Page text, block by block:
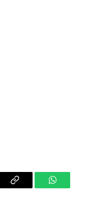
Copy
WhatsApp